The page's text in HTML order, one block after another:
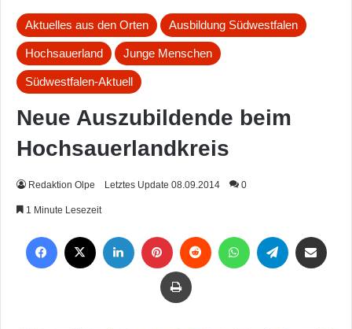
Aktuelles aus den Orten Ausbildung Südwestfalen
Hochsauerland Junge Menschen
Südwestfalen-Aktuell
Neue Auszubildende beim
Hochsauerlandkreis
Redaktion Olpe Letztes Update 08.09.2014 0
1 Minute Lesezeit
Drucken